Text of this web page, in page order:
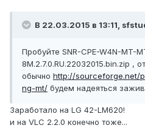
В 22.03.2015 в 13:11,
Пробуйте SNR-CPE-W4N-MT-
8M.2.7.0.RU.22032015.bin.zip ,
обычно http://sourceforge.net/
ng-mt/ будем надеяться
Заработало на LG 42-LM620!
и на VLC 2.2.0 конечно тоже...